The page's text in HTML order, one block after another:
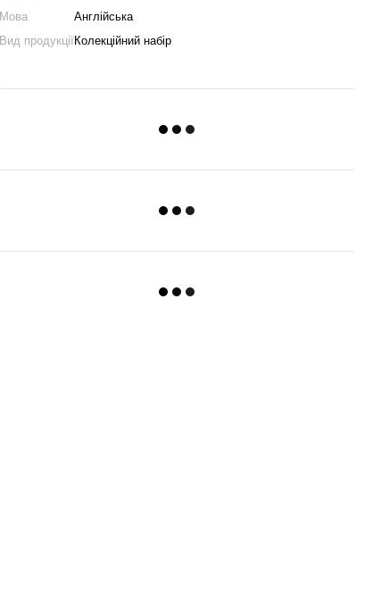
Мова
Англійська
Вид продукціїКолекційний набір